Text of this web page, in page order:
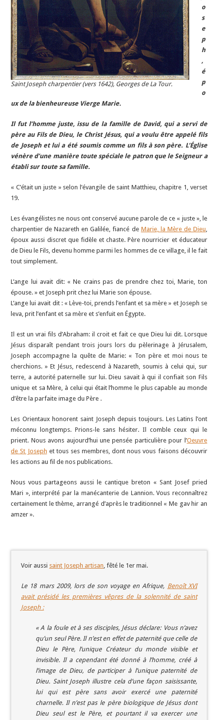
Saint Joseph charpentier (vers 1642), Georges de La Tour.
o
s
e
p
h
,
é
p
o
ux de la bienheureuse Vierge Marie.
Il fut l’homme juste, issu de la famille de David, qui a servi de
père au Fils de Dieu, le Christ Jésus, qui a voulu être appelé fils
de Joseph et lui a été soumis comme un fils à son père. L’Église
vénère d’une manière toute spéciale le patron que le Seigneur a
établi sur toute sa famille.
« C’était un juste » selon l’évangile de saint Matthieu, chapitre 1, verset
19.
Les évangélistes ne nous ont conservé aucune parole de ce « juste », le
charpentier de Nazareth en Galilée, fiancé de Marie, la Mère de Dieu,
époux aussi discret que fidèle et chaste. Père nourricier et éducateur
de Dieu le Fils, devenu homme parmi les hommes de ce village, il le fait
tout simplement.
L’ange lui avait dit: « Ne crains pas de prendre chez toi, Marie, ton
épouse. » et Joseph prit chez lui Marie son épouse.
L’ange lui avait dit : « Lève-toi, prends l’enfant et sa mère » et Joseph se
leva, prit l’enfant et sa mère et s’enfuit en Égypte.
Il est un vrai fils d’Abraham: il croit et fait ce que Dieu lui dit. Lorsque
Jésus disparaît pendant trois jours lors du pèlerinage à Jérusalem,
Joseph accompagne la quête de Marie: « Ton père et moi nous te
cherchions. » Et Jésus, redescend à Nazareth, soumis à celui qui, sur
terre, a autorité paternelle sur lui. Dieu savait à qui il confiait son Fils
unique et sa Mère, à celui qui était l’homme le plus capable au monde
d’être la parfaite image du Père .
Les Orientaux honorent saint Joseph depuis toujours. Les Latins l’ont
méconnu longtemps. Prions-le sans hésiter. Il comble ceux qui le
prient. Nous avons aujourd’hui une pensée particulière pour l’Oeuvre
de St Joseph et tous ses membres, dont nous vous faisons découvrir
les actions au fil de nos publications.
Nous vous partageons aussi le cantique breton « Sant Josef pried
Mari », interprété par la manécanterie de Lannion. Vous reconnaîtrez
certainement le thème, arrangé d’après le traditionnel « Me gav hir an
amzer ».
Voir aussi saint Joseph artisan, fêté le 1er mai.
Le 18 mars 2009, lors de son voyage en Afrique, Benoît XVI
avait présidé les premières vêpres de la solennité de saint
Joseph :
« A la foule et à ses disciples, Jésus déclare: Vous n’avez
qu’un seul Père. Il n’est en effet de paternité que celle de
Dieu le Père, l’unique Créateur du monde visible et
invisible. Il a cependant été donné à l’homme, créé à
l’image de Dieu, de participer à l’unique paternité de
Dieu. Saint Joseph illustre cela d’une façon saisissante,
lui qui est père sans avoir exercé une paternité
charnelle. Il n’est pas le père biologique de Jésus dont
Dieu seul est le Père, et pourtant il va exercer une